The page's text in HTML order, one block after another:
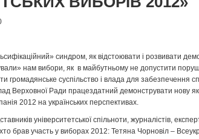
синдром, як відстоювати і розвивати
нам вибори, як в майбутньому не допустити
громадянське суспільство і влада для забезпечення
Верховної Ради працездатний демонструвати нову
2012 на українських перспективах.
університетської спільноти, журналістів,
брав участь у виборах 2012: Тетяна Чорновіл –